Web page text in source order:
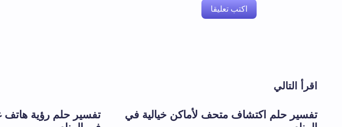
اكتب تعليقا
اقرأ التالي
تفسير حلم اكتشاف متحف لأماكن خيالية في
تفسير حلم رؤية هاتف